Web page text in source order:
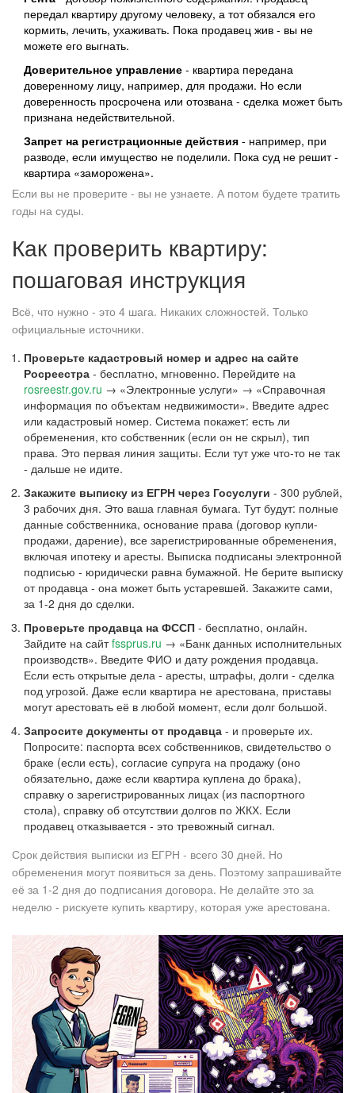
передал квартиру другому человеку, а тот обязался его
кормить, лечить, ухаживать. Пока продавец жив - вы не
можете его выгнать.
Доверительное управление - квартира передана
доверенному лицу, например, для продажи. Но если
доверенность просрочена или отозвана - сделка может быть
признана недействительной.
Запрет на регистрационные действия - например, при
разводе, если имущество не поделили. Пока суд не решит -
квартира «заморожена».
Если вы не проверите - вы не узнаете. А потом будете тратить
годы на суды.
Как проверить квартиру:
пошаговая инструкция
Всё, что нужно - это 4 шага. Никаких сложностей. Только
официальные источники.
Проверьте кадастровый номер и адрес на сайте
Росреестра - бесплатно, мгновенно. Перейдите на
rosreestr.gov.ru → «Электронные услуги» → «Справочная
информация по объектам недвижимости». Введите адрес
или кадастровый номер. Система покажет: есть ли
обременения, кто собственник (если он не скрыл), тип
права. Это первая линия защиты. Если тут уже что-то не так
- дальше не идите.
Закажите выписку из ЕГРН через Госуслуги - 300 рублей,
3 рабочих дня. Это ваша главная бумага. Тут будут: полные
данные собственника, основание права (договор купли-
продажи, дарение), все зарегистрированные обременения,
включая ипотеку и аресты. Выписка подписаны электронной
подписью - юридически равна бумажной. Не берите выписку
от продавца - она может быть устаревшей. Закажите сами,
за 1-2 дня до сделки.
Проверьте продавца на ФССП - бесплатно, онлайн.
Зайдите на сайтfssprus.ru → «Банк данных исполнительных
производств». Введите ФИО и дату рождения продавца.
Если есть открытые дела - аресты, штрафы, долги - сделка
под угрозой. Даже если квартира не арестована, приставы
могут арестовать её в любой момент, если долг большой.
Запросите документы от продавца - и проверьте их.
Попросите: паспорта всех собственников, свидетельство о
браке (если есть), согласие супруга на продажу (оно
обязательно, даже если квартира куплена до брака),
справку о зарегистрированных лицах (из паспортного
стола), справку об отсутствии долгов по ЖКХ. Если
продавец отказывается - это тревожный сигнал.
Срок действия выписки из ЕГРН - всего 30 дней. Но
обременения могут появиться за день. Поэтому запрашивайте
её за 1-2 дня до подписания договора. Не делайте это за
неделю - рискуете купить квартиру, которая уже арестована.